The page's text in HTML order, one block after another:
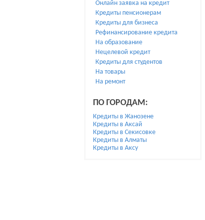
Онлайн заявка на кредит
Кредиты пенсионерам
Кредиты для бизнеса
Рефинансирование кредита
На образование
Нецелевой кредит
Кредиты для студентов
На товары
На ремонт
ПО ГОРОДАМ:
Кредиты в Жанозене
Кредиты в Аксай
Кредиты в Секисовке
Кредиты в Алматы
Кредиты в Аксу